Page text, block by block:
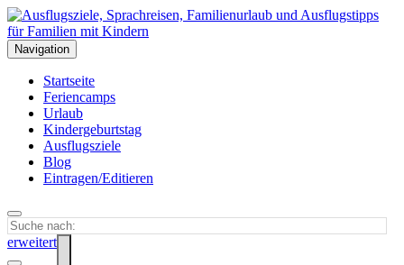
Navigation
Startseite
Feriencamps
Urlaub
Kindergeburtstag
Ausflugsziele
Blog
Eintragen/Editieren
erweitert